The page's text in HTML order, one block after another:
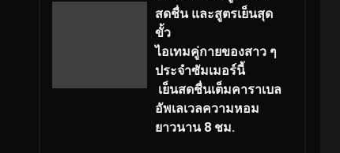
สดชื่น และสูตรเย็นสุด
ขั้ว
ไอเทมคู่กายของสาว ๆ
ประจำซัมเมอร์นี้
เย็นสดชื่นเต็มคาราเบล
อัพเลเวลความหอม
ยาวนาน 8 ชม.